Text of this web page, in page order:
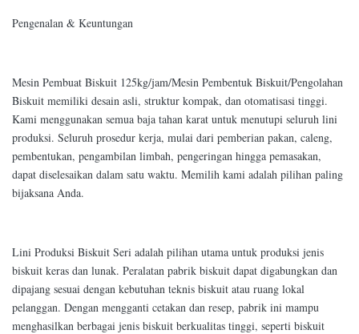
Pengenalan & Keuntungan
Mesin Pembuat Biskuit 125kg/jam/Mesin Pembentuk Biskuit/Pengolahan
Biskuit memiliki desain asli, struktur kompak, dan otomatisasi tinggi.
Kami menggunakan semua baja tahan karat untuk menutupi seluruh lini
produksi. Seluruh prosedur kerja, mulai dari pemberian pakan, caleng,
pembentukan, pengambilan limbah, pengeringan hingga pemasakan,
dapat diselesaikan dalam satu waktu. Memilih kami adalah pilihan paling
bijaksana Anda.
Lini Produksi Biskuit Seri adalah pilihan utama untuk produksi jenis
biskuit keras dan lunak. Peralatan pabrik biskuit dapat digabungkan dan
dipajang sesuai dengan kebutuhan teknis biskuit atau ruang lokal
pelanggan. Dengan mengganti cetakan dan resep, pabrik ini mampu
menghasilkan berbagai jenis biskuit berkualitas tinggi, seperti biskuit